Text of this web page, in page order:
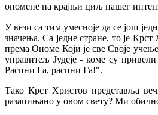
опомене на крајњи циљ нашег
У вези са тим умесноје да се још
значења. Са једне стране, то је
према Ономе Који је све Своје
управитељ Јудеје - коме су
Распни Га, распни Га!".
Тако Крст Христов представља
разапињано у овом свету? Ми